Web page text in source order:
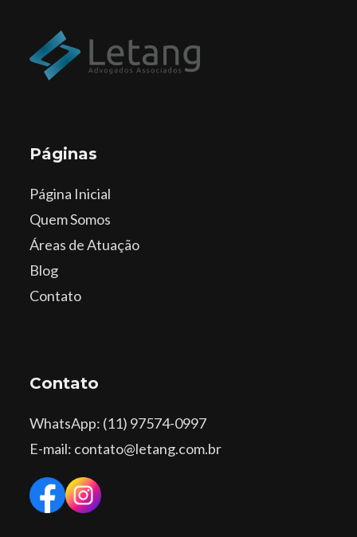
Páginas
Página Inicial
Quem Somos
Áreas de Atuação
Blog
Contato
Contato
WhatsApp: (11) 97574-0997
E-mail: contato@letang.com.br